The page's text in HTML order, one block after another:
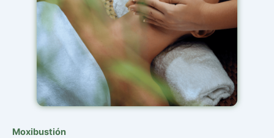
Moxibustión